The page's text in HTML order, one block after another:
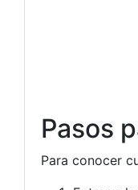
Pasos
Para conocer